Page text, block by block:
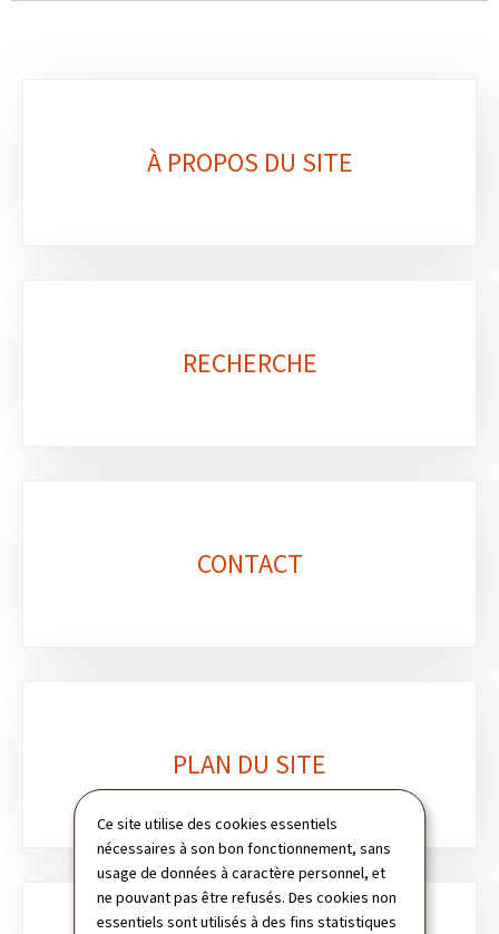
Ce site utilise des cookies essentiels
nécessaires à son bon fonctionnement, sans
usage de données à caractère personnel, et
ne pouvant pas être refusés. Des cookies non
essentiels sont utilisés à des fins statistiques
À PROPOS DU SITE
RECHERCHE
CONTACT
PLAN DU SITE